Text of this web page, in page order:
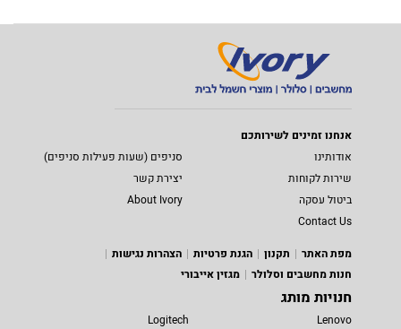
אנחנו זמינים לשירותכם
אודותינו
סניפים (שעות פעילות סניפים)
שירות לקוחות
יצירת קשר
ביטול עסקה
About Ivory
Contact Us
מפת האתר
תקנון הגנת פרטיות
הצהרות נגישות
חנות מחשבים וסלולר
מגזין אייבורי
חנויות מותג
Lenovo
Logitech